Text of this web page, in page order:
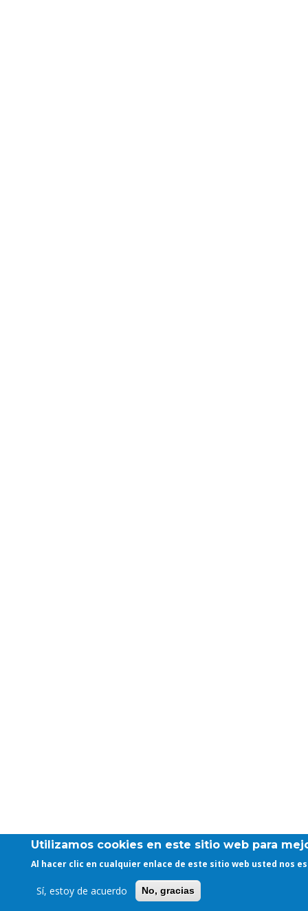
Utilizamos cookies en este sitio web para
Al hacer clic en cualquier enlace de este sitio web usted nos
Sí, estoy de acuerdo No, gracias